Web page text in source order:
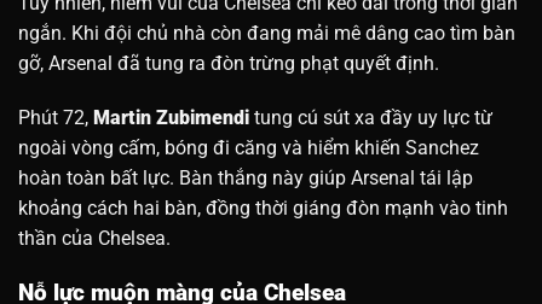
ngắn. Khi đội chủ nhà còn đang mải mê dâng cao tìm bàn
gỡ, Arsenal đã tung ra đòn trừng phạt quyết định.
Phút 72, Martin Zubimendi tung cú sút xa đầy uy lực từ
ngoài vòng cấm, bóng đi căng và hiểm khiến Sanchez
hoàn toàn bất lực. Bàn thắng này giúp Arsenal tái lập
khoảng cách hai bàn, đồng thời giáng đòn mạnh vào tinh
thần của Chelsea.
Nỗ lực muộn màng của Chelsea